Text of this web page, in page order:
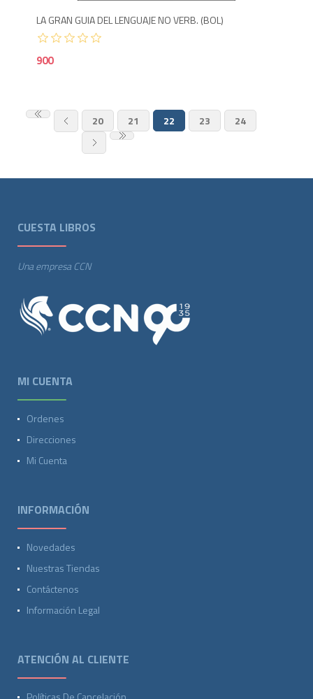
LA GRAN GUIA DEL LENGUAJE NO VERB. (BOL)
900
20 21 22 23 24
CUESTA LIBROS
Una empresa CCN
MI CUENTA
Ordenes
Direcciones
Mi Cuenta
INFORMACIÓN
Novedades
Nuestras Tiendas
Contáctenos
Información Legal
ATENCIÓN AL CLIENTE